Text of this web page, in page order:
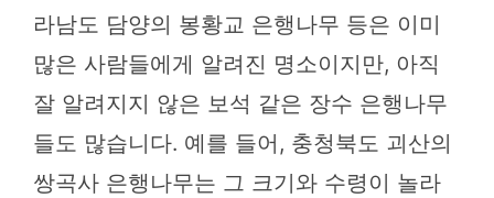
라남도 담양의 봉황교 은행나무 등은 이미
많은 사람들에게 알려진 명소이지만, 아직
잘 알려지지 않은 보석 같은 장수 은행나무
들도 많습니다. 예를 들어, 충청북도 괴산의
쌍곡사 은행나무는 그 크기와 수령이 놀라